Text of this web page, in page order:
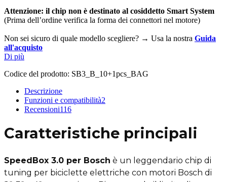
Attenzione: il chip non è destinato al cosiddetto Smart System
(Prima dell’ordine verifica la forma dei connettori nel motore)
Non sei sicuro di quale modello scegliere? → Usa la nostra Guida
all'acquisto
Di più
Codice del prodotto: SB3_B_10+1pcs_BAG
Descrizione
Funzioni e compatibilità2
Recensioni116
Caratteristiche principali
SpeedBox 3.0 per Bosch è un leggendario chip di
tuning per biciclette elettriche con motori Bosch di